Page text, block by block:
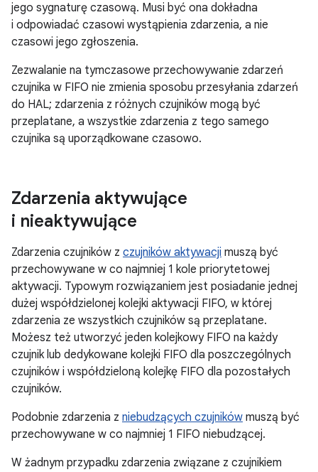
jego sygnaturę czasową. Musi być ona dokładna
i odpowiadać czasowi wystąpienia zdarzenia, a nie
czasowi jego zgłoszenia.
Zezwalanie na tymczasowe przechowywanie zdarzeń
czujnika w FIFO nie zmienia sposobu przesyłania zdarzeń
do HAL; zdarzenia z różnych czujników mogą być
przeplatane, a wszystkie zdarzenia z tego samego
czujnika są uporządkowane czasowo.
Zdarzenia aktywujące
i nieaktywujące
Zdarzenia czujników z czujników aktywacji muszą być
przechowywane w co najmniej 1 kole priorytetowej
aktywacji. Typowym rozwiązaniem jest posiadanie jednej
dużej współdzielonej kolejki aktywacji FIFO, w której
zdarzenia ze wszystkich czujników są przeplatane.
Możesz też utworzyć jeden kolejkowy FIFO na każdy
czujnik lub dedykowane kolejki FIFO dla poszczególnych
czujników i współdzieloną kolejkę FIFO dla pozostałych
czujników.
Podobnie zdarzenia z niebudzących czujników muszą być
przechowywane w co najmniej 1 FIFO niebudzącej.
W żadnym przypadku zdarzenia związane z czujnikiem